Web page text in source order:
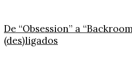
De “Obsession” a
(des)ligados